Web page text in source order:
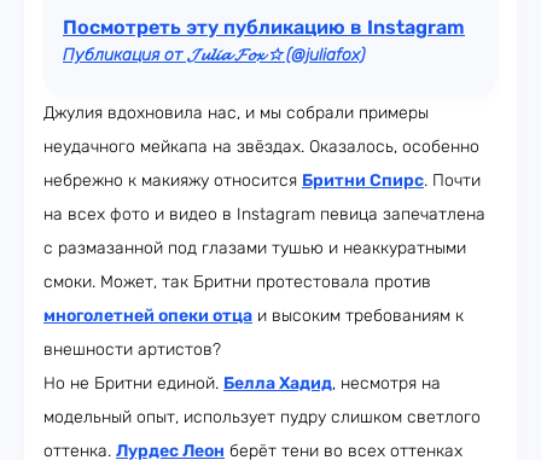
Посмотреть эту публикацию в Instagram
Публикация от 𝓙𝓾𝓵𝓲𝓪 𝓕𝓸𝔁 ☆ (@juliafox)
Джулия вдохновила нас, и мы собрали примеры
неудачного мейкапа на звёздах. Оказалось, особенно
небрежно к макияжу относится Бритни Спирс. Почти
на всех фото и видео в Instagram певица запечатлена
с размазанной под глазами тушью и неаккуратными
смоки. Может, так Бритни протестовала против
многолетней опеки отца и высоким требованиям к
внешности артистов?
Но не Бритни единой. Белла Хадид, несмотря на
модельный опыт, использует пудру слишком светлого
оттенка. Лурдес Леон берёт тени во всех оттенках